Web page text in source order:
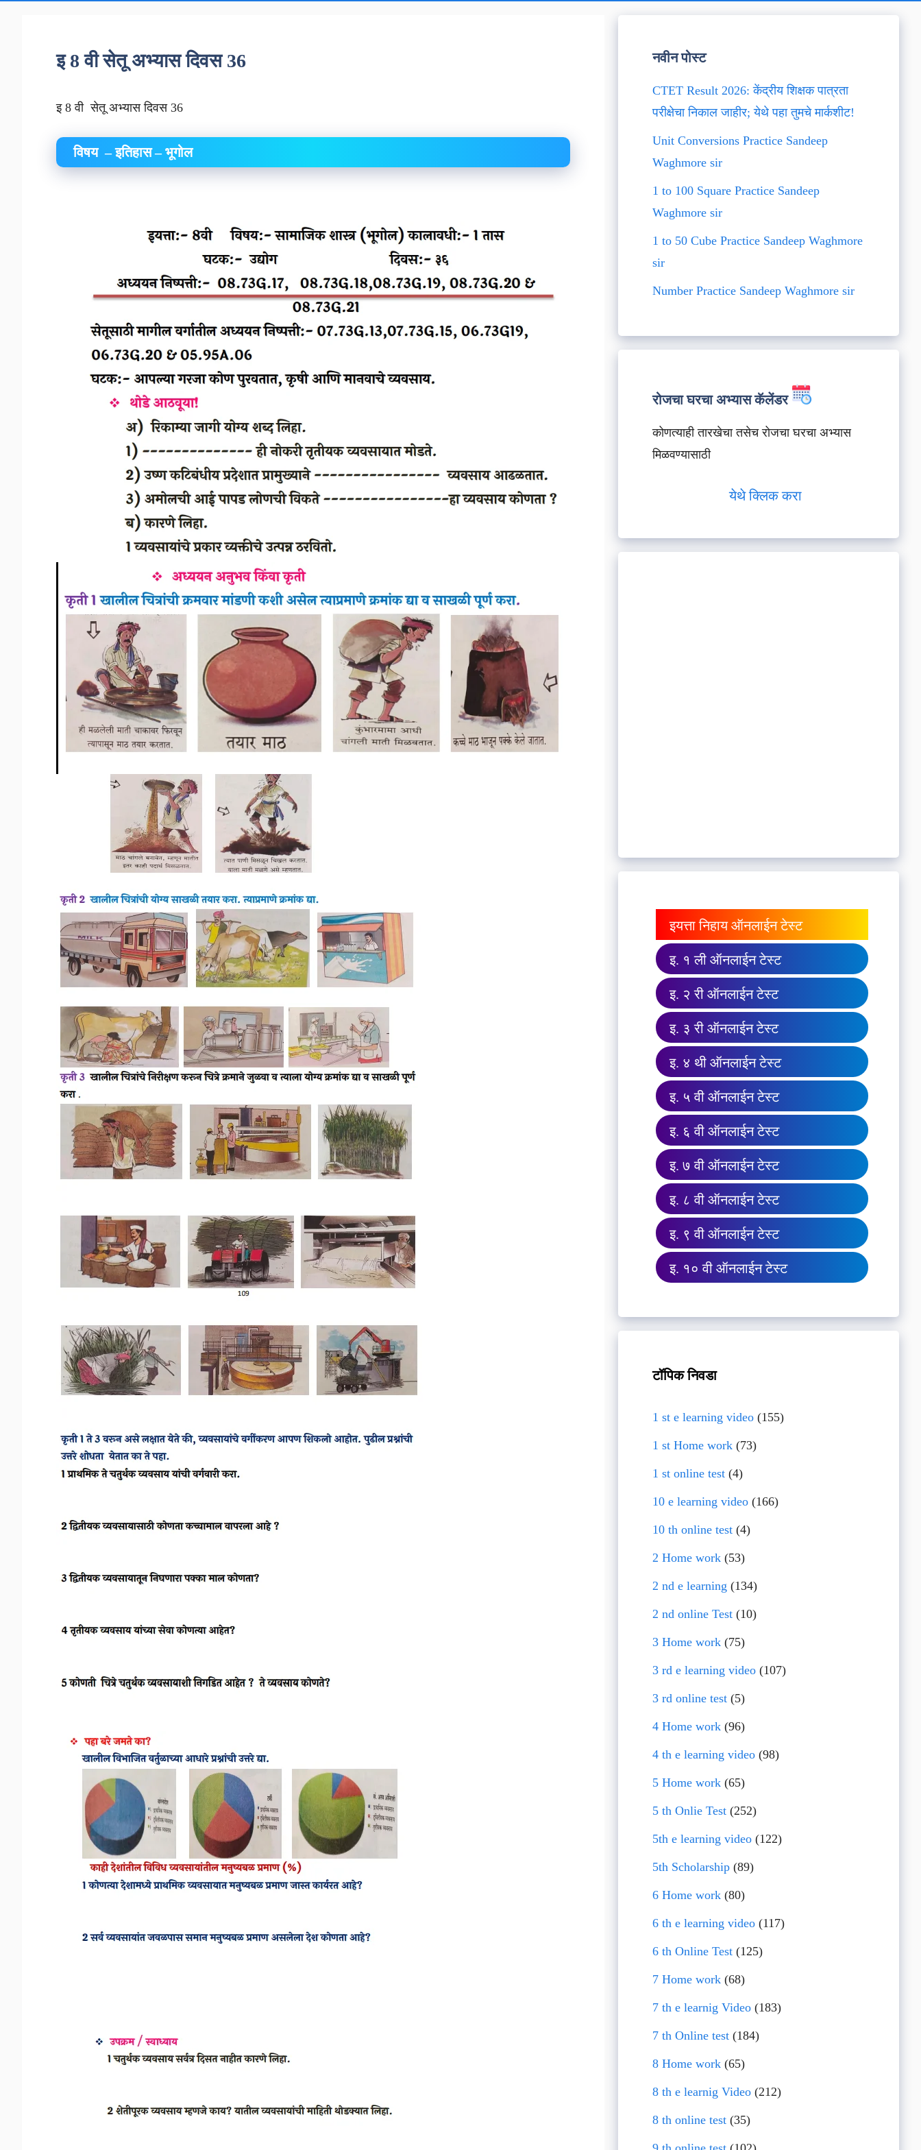
इ 8 वी सेतू अभ्यास दिवस 36
इ 8 वी सेतू अभ्यास दिवस 36
विषय – इतिहास – भूगोल
नवीन पोस्ट
CTET Result 2026: केंद्रीय शिक्षक पात्रता
परीक्षेचा निकाल जाहीर; येथे पहा तुमचे मार्कशीट!
Unit Conversions Practice Sandeep
Waghmore sir
1 to 100 Square Practice Sandeep
Waghmore sir
1 to 50 Cube Practice Sandeep Waghmore
sir
Number Practice Sandeep Waghmore sir
रोजचा घरचा अभ्यास कॅलेंडर
कोणत्याही तारखेचा तसेच रोजचा घरचा अभ्यास
मिळवण्यासाठी
येथे क्लिक करा
इयत्ता निहाय ऑनलाईन टेस्ट
इ. १ ली ऑनलाईन टेस्ट
इ. २ री ऑनलाईन टेस्ट
इ. ३ री ऑनलाईन टेस्ट
इ. ४ थी ऑनलाईन टेस्ट
इ. ५ वी ऑनलाईन टेस्ट
इ. ६ वी ऑनलाईन टेस्ट
इ. ७ वी ऑनलाईन टेस्ट
इ. ८ वी ऑनलाईन टेस्ट
इ. ९ वी ऑनलाईन टेस्ट
इ. १० वी ऑनलाईन टेस्ट
टॉपिक निवडा
1 st e learning video(155)
1 st Home work(73)
1 st online test(4)
10 e learning video(166)
10 th online test(4)
2 Home work(53)
2 nd e learning (134)
2 nd online Test(10)
3 Home work(75)
3 rd e learning video(107)
3 rd online test(5)
4 Home work(96)
4 th e learning video(98)
5 Home work(65)
5 th Onlie Test(252)
5th e learning video(122)
5th Scholarship(89)
6 Home work(80)
6 th e learning video(117)
6 th Online Test(125)
7 Home work(68)
7 th e learnig Video(183)
7 th Online test(184)
8 Home work(65)
8 th e learnig Video(212)
8 th online test(35)